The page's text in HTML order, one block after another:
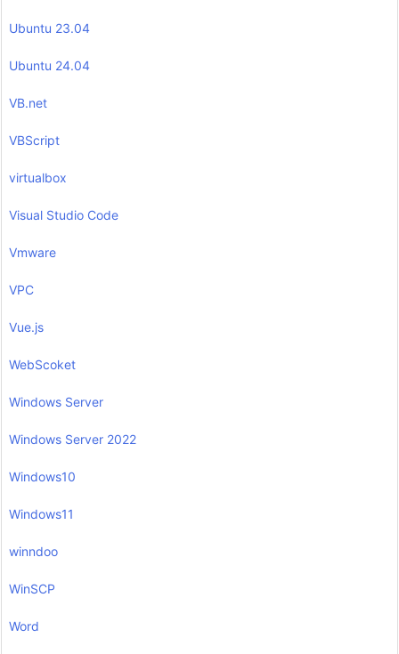
Ubuntu 23.04
Ubuntu 24.04
VB.net
VBScript
virtualbox
Visual Studio Code
Vmware
VPC
Vue.js
WebScoket
Windows Server
Windows Server 2022
Windows10
Windows11
winndoo
WinSCP
Word